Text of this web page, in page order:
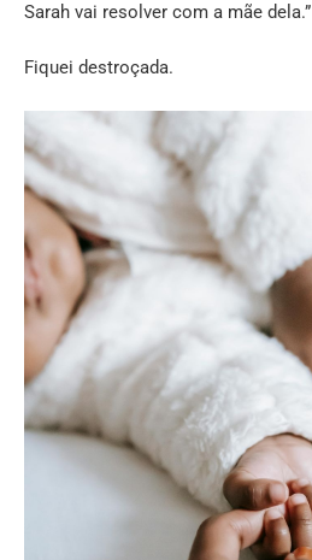
Sarah vai resolver com a mãe dela.”
Fiquei destroçada.